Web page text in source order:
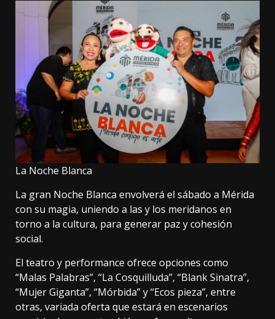
La Noche Blanca
La gran Noche Blanca envolverá el sábado a Mérida
con su magia, uniendo a las y los meridanos en
torno a la cultura, para generar paz y cohesión
social.
El teatro y performance ofrece opciones como
“Malas Palabras”, “La Cosquilluda”, “Blank Sinatra”,
“Mujer Giganta”, “Mórbida” y “Ecos pieza”, entre
otras, variada oferta que estará en escenarios